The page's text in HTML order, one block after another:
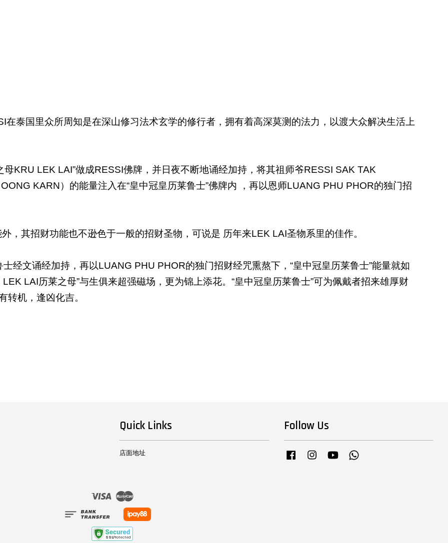
在泰国里众所周知是在深山修习法术玄学的修行者，拥有着高深莫测的法力，以渡大众解决生活上
KRU LEK LAI”做成RESSI佛牌，并日夜不断地诵经加持，将其祖师爷RESSI SAK TAK
KARN）的能量注入在“皇中冠皇历莱鲁士”佛牌内 ，再以恩师LUANG PHU PHOR的独门招
，其招财功能也不逊色于一般的招财圣物，可说是 历年来LEK LAI圣物系里的佳作。
经文诵经加持，再以LUANG PHU PHOR的独门招财经咒熏熬下，“皇中冠皇历莱鲁士”能量就如
LAI历莱之母”与生俱来超强磁场，更为锦上添花。“皇中冠皇历莱鲁士”可为佩戴者招来雄厚财
转机，逢凶化吉。
Quick Links
店面地址
Follow Us
Facebook InstagramYouTube
Visa Master